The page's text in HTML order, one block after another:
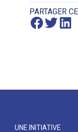
PARTAGER
UNE INITIATIVE